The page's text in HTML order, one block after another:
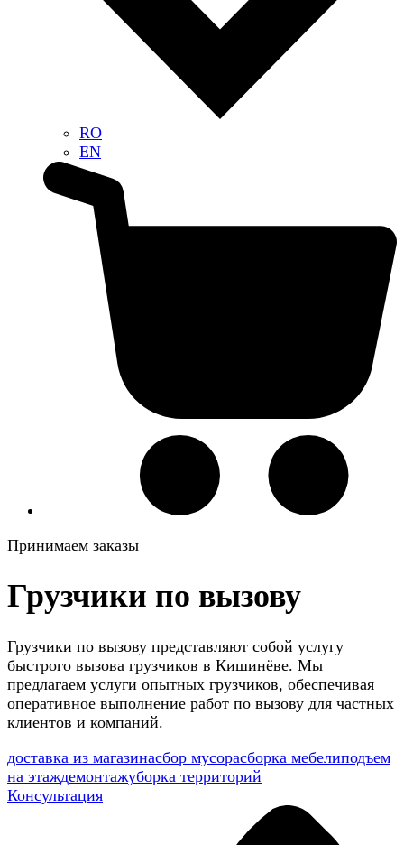
RO
EN
Принимаем заказы
Грузчики по вызову
Грузчики по вызову представляют собой услугу
быстрого вызова грузчиков в Кишинёве. Мы
предлагаем услуги опытных грузчиков, обеспечивая
оперативное выполнение работ по вызову для частных
клиентов и компаний.
доставка из магазинасбор мусорасборка мебелиподъем
на этаждемонтажуборка территорий
Консультация